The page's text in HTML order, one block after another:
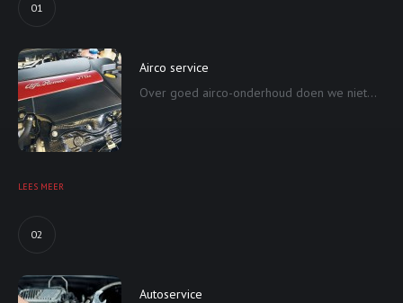
01
Airco service
Over goed airco-onderhoud doen we niet...
LEES MEER
02
Autoservice